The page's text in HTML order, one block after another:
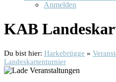
Anmelden
KAB
Du bist hier: Harkebrügge »
Landeskartenturnier